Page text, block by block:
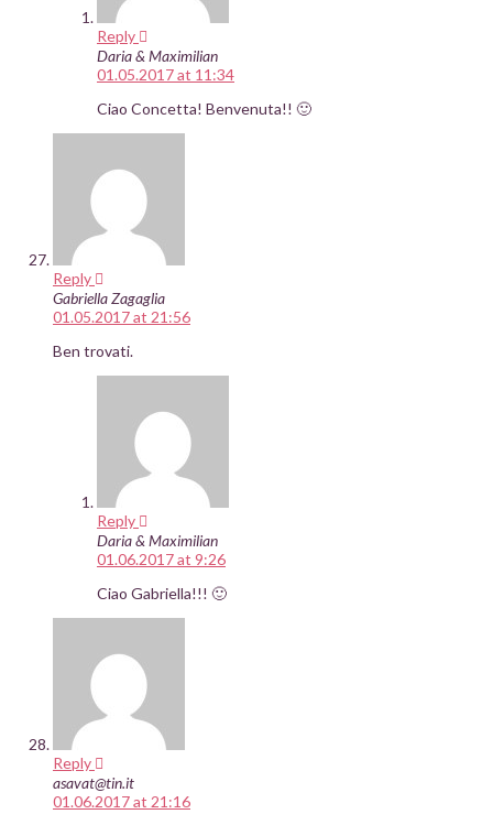
Reply
Daria & Maximilian
01.05.2017 at 11:34
Ciao Concetta! Benvenuta!! 🙂
Reply
Gabriella Zagaglia
01.05.2017 at 21:56
Ben trovati.
Reply
Daria & Maximilian
01.06.2017 at 9:26
Ciao Gabriella!!! 🙂
Reply
asavat@tin.it
01.06.2017 at 21:16